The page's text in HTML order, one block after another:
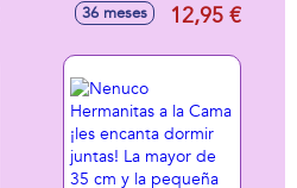
36 meses 12,95 €